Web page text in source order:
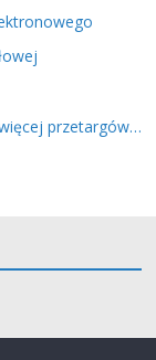
przetargów…